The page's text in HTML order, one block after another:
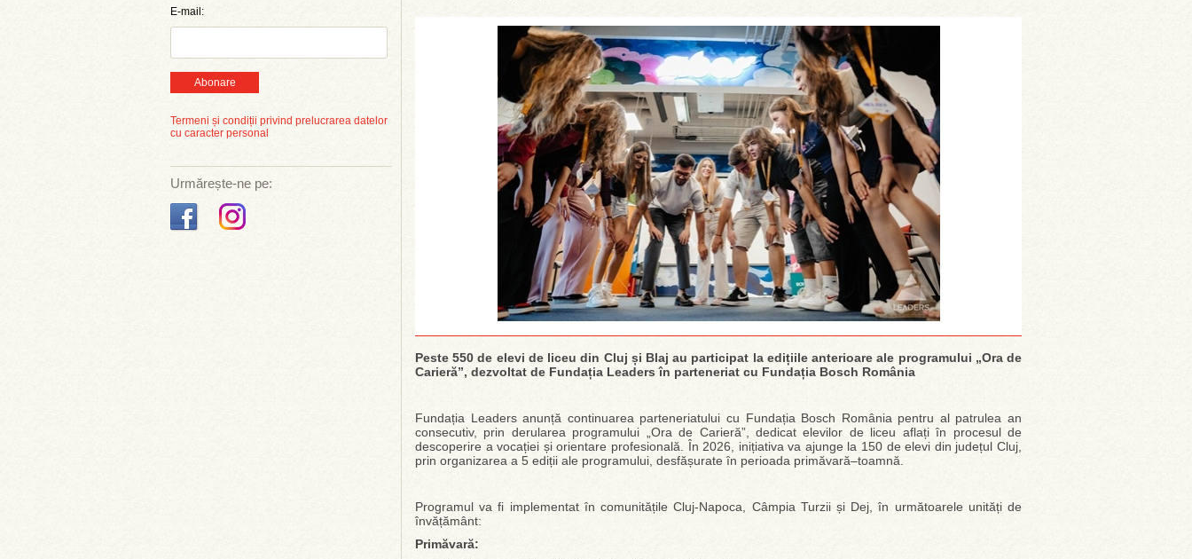
E-mail:
Abonare
Termeni și condiții privind prelucrarea datelor
cu caracter personal
Urmărește-ne pe:
Peste 550 de elevi de liceu din Cluj și Blaj au participat la edițiile anterioare ale programului „Ora de
Carieră”, dezvoltat de Fundația Leaders în parteneriat cu Fundația Bosch România
Fundația Leaders anunță continuarea parteneriatului cu Fundația Bosch România pentru al patrulea an
consecutiv, prin derularea programului „Ora de Carieră”, dedicat elevilor de liceu aflați în procesul de
descoperire a vocației și orientare profesională. În 2026, inițiativa va ajunge la 150 de elevi din județul Cluj,
prin organizarea a 5 ediții ale programului, desfășurate în perioada primăvară–toamnă.
Programul va fi implementat în comunitățile Cluj-Napoca, Câmpia Turzii și Dej, în următoarele unități de
învățământ:
Primăvară: